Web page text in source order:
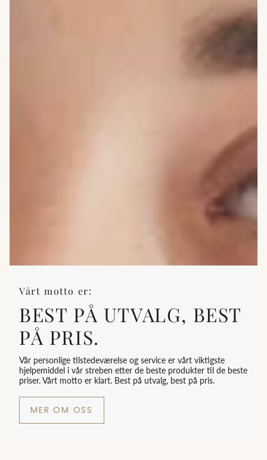
Vårt motto er:
BEST PÅ UTVALG, BEST
PÅ PRIS.
Vår personlige tilstedeværelse og service er vårt viktigste
hjelpemiddel i vår streben etter de beste produkter til de beste
priser. Vårt motto er klart. Best på utvalg, best på pris.
MER OM OSS